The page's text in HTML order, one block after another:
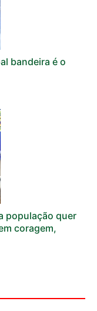
bandeira é o
população quer
coragem,